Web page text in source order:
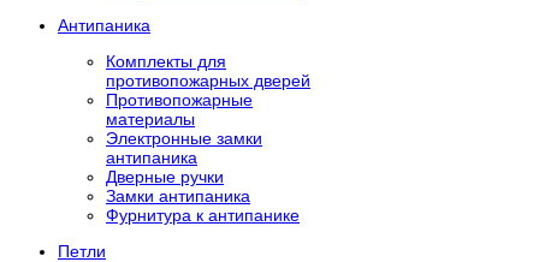
Антипаника
Комплекты для
противопожарных дверей
Противопожарные
материалы
Электронные замки
антипаника
Дверные ручки
Замки антипаника
Фурнитура к антипанике
Петли